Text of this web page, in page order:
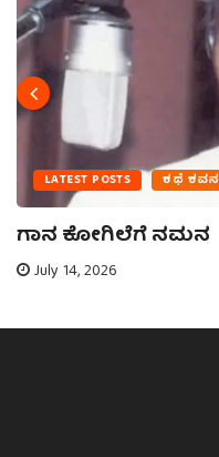
LATEST POSTS ಕಥೆ ಕವನ
ಗಾನ ಕೋಗಿಲೆಗೆ ನಮನ
July 14, 2026